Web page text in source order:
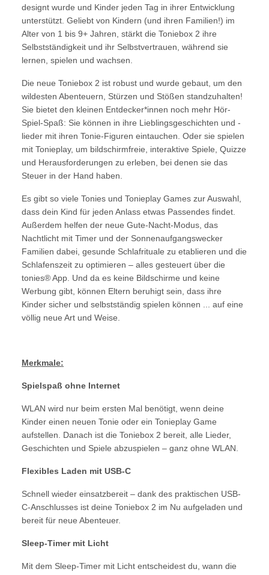
designt wurde und Kinder jeden Tag in ihrer Entwicklung
unterstützt. Geliebt von Kindern (und ihren Familien!) im
Alter von 1 bis 9+ Jahren, stärkt die Toniebox 2 ihre
Selbstständigkeit und ihr Selbstvertrauen, während sie
lernen, spielen und wachsen.
Die neue Toniebox 2 ist robust und wurde gebaut, um den
wildesten Abenteuern, Stürzen und Stößen standzuhalten!
Sie bietet den kleinen Entdecker*innen noch mehr Hör-
Spiel-Spaß: Sie können in ihre Lieblingsgeschichten und -
lieder mit ihren Tonie-Figuren eintauchen. Oder sie spielen
mit Tonieplay, um bildschirmfreie, interaktive Spiele, Quizze
und Herausforderungen zu erleben, bei denen sie das
Steuer in der Hand haben.
Es gibt so viele Tonies und Tonieplay Games zur Auswahl,
dass dein Kind für jeden Anlass etwas Passendes findet.
Außerdem helfen der neue Gute-Nacht-Modus, das
Nachtlicht mit Timer und der Sonnenaufgangswecker
Familien dabei, gesunde Schlafrituale zu etablieren und die
Schlafenszeit zu optimieren – alles gesteuert über die
tonies® App. Und da es keine Bildschirme und keine
Werbung gibt, können Eltern beruhigt sein, dass ihre
Kinder sicher und selbstständig spielen können ... auf eine
völlig neue Art und Weise.
Merkmale:
Spielspaß ohne Internet
WLAN wird nur beim ersten Mal benötigt, wenn deine
Kinder einen neuen Tonie oder ein Tonieplay Game
aufstellen. Danach ist die Toniebox 2 bereit, alle Lieder,
Geschichten und Spiele abzuspielen – ganz ohne WLAN.
Flexibles Laden mit USB-C
Schnell wieder einsatzbereit – dank des praktischen USB-
C-Anschlusses ist deine Toniebox 2 im Nu aufgeladen und
bereit für neue Abenteuer.
Sleep-Timer mit Licht
Mit dem Sleep-Timer mit Licht entscheidest du, wann die